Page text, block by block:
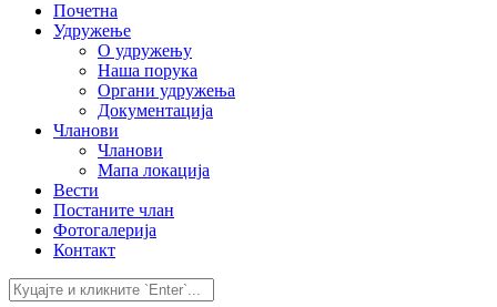
Почетна
Удружење
O удружењу
Наша порука
Органи удружења
Документација
Чланови
Чланови
Мапа локација
Вести
Постаните члан
Фотогалерија
Контакт